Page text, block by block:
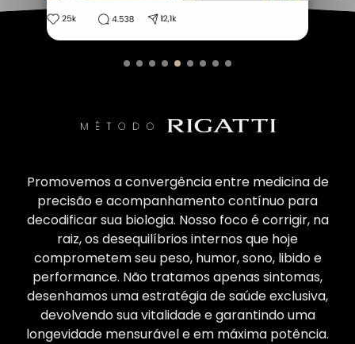
Promovemos a convergência entre medicina de
precisão e acompanhamento contínuo para
decodificar sua biologia. Nosso foco é corrigir, na
raiz, os desequilíbrios internos que hoje
comprometem seu peso, humor, sono, libido e
performance. Não tratamos apenas sintomas,
desenhamos uma estratégia de saúde exclusiva,
devolvendo sua vitalidade e garantindo uma
longevidade mensurável e em máxima potência.